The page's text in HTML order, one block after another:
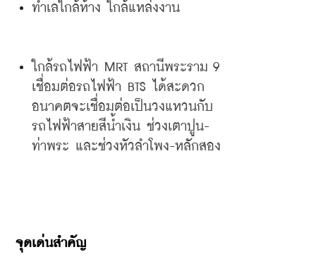
ทำเลใกล้ห้าง ใกล้แหล่งงาน
ใกล้รถไฟฟ้า MRT สถานีพระราม
เชื่อมต่อรถไฟฟ้า BTS
ได้สะดวก
อนาคตจะเชื่อมต่อเป็นวงแหวนกับ
รถไฟฟ้าสายสีน้ำเงิน ช่วงเตาปูน-
ท่าพระ และช่วงหัวลำโพง-หลักสอง
จุดเด่นสำคัญ